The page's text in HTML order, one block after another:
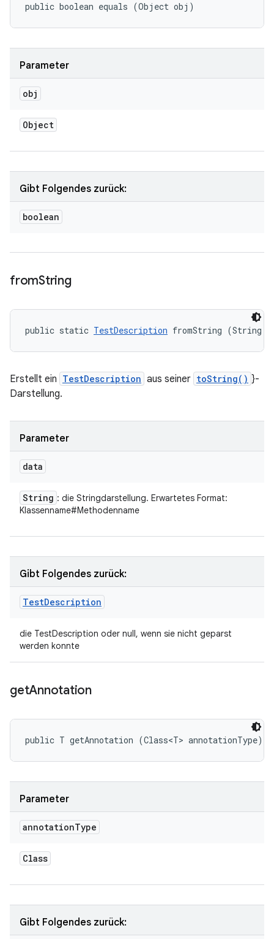
public boolean equals (Object obj)
Parameter
obj
Object
Gibt Folgendes zurück:
boolean
fromString
public static TestDescription fromString (String
Erstellt ein TestDescription aus seiner toString() }-
Darstellung.
Parameter
data
String : die Stringdarstellung. Erwartetes Format:
Klassenname#Methodenname
Gibt Folgendes zurück:
TestDescription
die TestDescription oder null, wenn sie nicht geparst
werden konnte
getAnnotation
public T getAnnotation (Class<T> annotationType)
Parameter
annotationType
Class
Gibt Folgendes zurück: